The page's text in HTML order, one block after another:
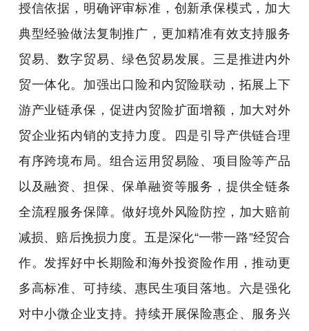
授信依据，明确评审标准，创新承保模式，加大
典型经验做法复制推广，更加精准有效支持服务
贸易、数字贸易、绿色贸易发展。三是推进内外
贸一体化。加强出口险和内贸险联动，拓展上下
游产业链承保，促进内贸险扩面增额，加大对外
贸企业拓内销的支持力度。四是引导产供链合理
有序跨境布局。组合运用贸易险、项目险等产品
以及融资、担保、保单融资等服务，提供全链条
全流程服务保障。做好境外风险防控，加大赔前
减损、赔后挽损力度。五是深化“一带一路”经贸合
作。发挥好中长期险和海外投资险作用，推动更
多高标准、可持续、惠民生项目落地。六是强化
对中小微企业支持。持续开展保险惠企、服务兴